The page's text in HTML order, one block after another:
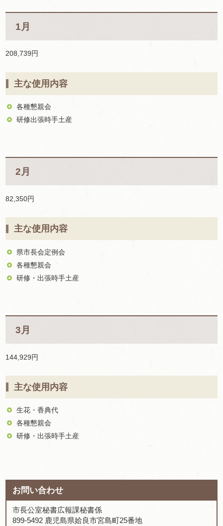
1月
208,739円
主な使用内容
各種懇親会
研修出張時手土産
2月
82,350円
主な使用内容
県市長会定例会
各種懇親会
研修・出張時手土産
3月
144,929円
主な使用内容
生花・香典代
各種懇親会
研修・出張時手土産
お問い合わせ
市長公室秘書広報課秘書係
899-5492 鹿児島県姶良市宮島町25番地